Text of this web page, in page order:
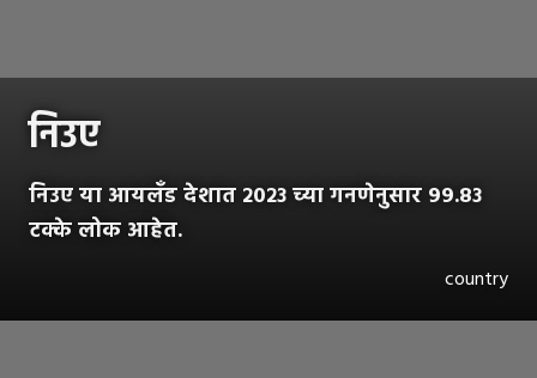
निउए
निउए या आयलॅंड देशात २०२३ च्या गनणेनुसार ९९.८३
टक्के लोक आहेत.
country